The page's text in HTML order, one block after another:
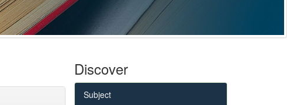
Discover
Subject